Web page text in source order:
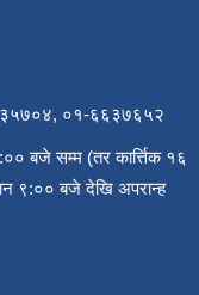
०१-६६३७६५२
बजे सम्म (तर कार्त्तिक १६
९:०० बजे देखि अपरान्ह